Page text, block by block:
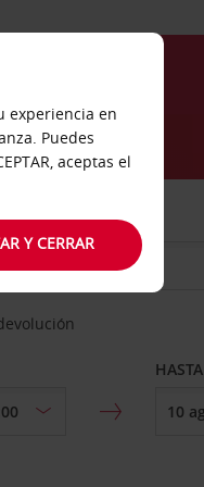
HASTA
experiencia en
Puedes
aceptas el
Y CERRAR